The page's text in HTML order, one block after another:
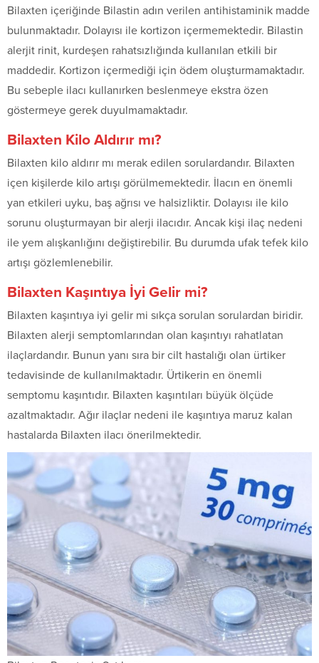
Bilaxten içeriğinde Bilastin adın verilen antihistaminik madde
bulunmaktadır. Dolayısı ile kortizon içermemektedir. Bilastin
alerjit rinit, kurdeşen rahatsızlığında kullanılan etkili bir
maddedir. Kortizon içermediği için ödem oluşturmamaktadır.
Bu sebeple ilacı kullanırken beslenmeye ekstra özen
göstermeye gerek duyulmamaktadır.
Bilaxten Kilo Aldırır mı?
Bilaxten kilo aldırır mı merak edilen sorulardandır. Bilaxten
içen kişilerde kilo artışı görülmemektedir. İlacın en önemli
yan etkileri uyku, baş ağrısı ve halsizliktir. Dolayısı ile kilo
sorunu oluşturmayan bir alerji ilacıdır. Ancak kişi ilaç nedeni
ile yem alışkanlığını değiştirebilir. Bu durumda ufak tefek kilo
artışı gözlemlenebilir.
Bilaxten Kaşıntıya İyi Gelir mi?
Bilaxten kaşıntıya iyi gelir mi sıkça sorulan sorulardan biridir.
Bilaxten alerji semptomlarından olan kaşıntıyı rahatlatan
ilaçlardandır. Bunun yanı sıra bir cilt hastalığı olan ürtiker
tedavisinde de kullanılmaktadır. Ürtikerin en önemli
semptomu kaşıntıdır. Bilaxten kaşıntıları büyük ölçüde
azaltmaktadır. Ağır ilaçlar nedeni ile kaşıntıya maruz kalan
hastalarda Bilaxten ilacı önerilmektedir.